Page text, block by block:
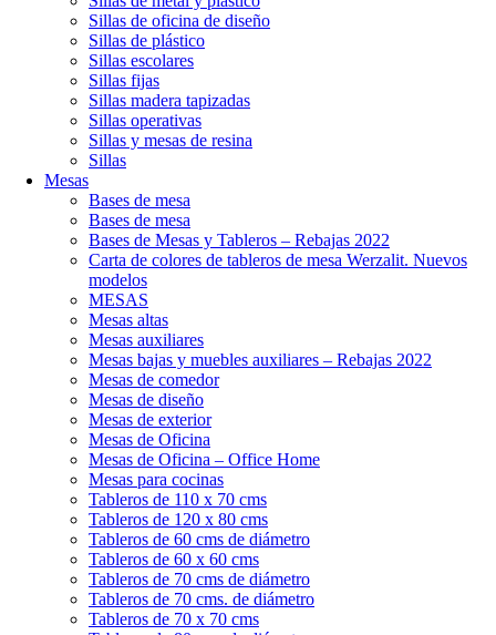
Sillas de oficina de diseño
Sillas de plástico
Sillas escolares
Sillas fijas
Sillas madera tapizadas
Sillas operativas
Sillas y mesas de resina
Sillas
Mesas
Bases de mesa
Bases de mesa
Bases de Mesas y Tableros – Rebajas 2022
Carta de colores de tableros de mesa Werzalit. Nuevos
modelos
MESAS
Mesas altas
Mesas auxiliares
Mesas bajas y muebles auxiliares – Rebajas 2022
Mesas de comedor
Mesas de diseño
Mesas de exterior
Mesas de Oficina
Mesas de Oficina – Office Home
Mesas para cocinas
Tableros de 110 x 70 cms
Tableros de 120 x 80 cms
Tableros de 60 cms de diámetro
Tableros de 60 x 60 cms
Tableros de 70 cms de diámetro
Tableros de 70 cms. de diámetro
Tableros de 70 x 70 cms